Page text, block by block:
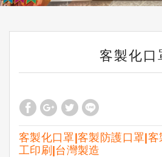
客製化口
客製化口罩|客製防護口罩|
工印刷|台灣製造